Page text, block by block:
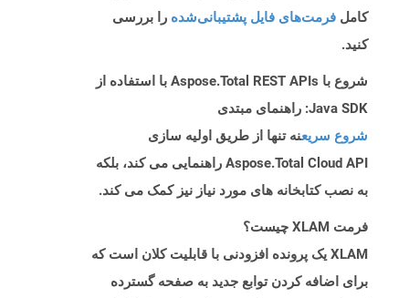
کامل فرمت‌های فایل پشتیبانی‌شده را بررسی
کنید.
شروع با Aspose.Total REST APIs با استفاده از
Java SDK: راهنمای مبتدی
شروع سریعنه تنها از طریق اولیه سازی
Aspose.Total Cloud API راهنمایی می کند، بلکه
به نصب کتابخانه های مورد نیاز نیز کمک می کند.
فرمت XLAM چیست؟
XLAM یک پرونده افزودنی با قابلیت کلان است که
برای اضافه کردن توابع جدید به صفحه گسترده